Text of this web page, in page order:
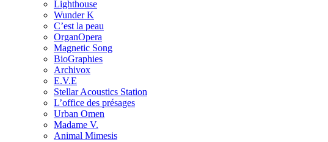
Lighthouse
Wunder K
C’est la peau
OrganOpera
Magnetic Song
BioGraphies
Archivox
E.V.E
Stellar Acoustics Station
L’office des présages
Urban Omen
Madame V.
Animal Mimesis